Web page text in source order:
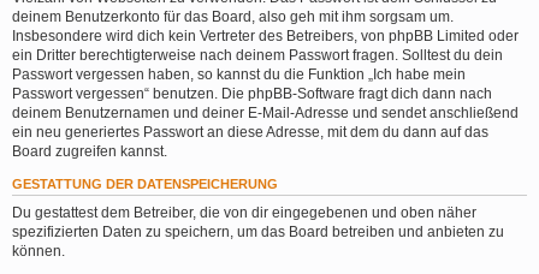
deinem Benutzerkonto für das Board, also geh mit ihm sorgsam um.
Insbesondere wird dich kein Vertreter des Betreibers, von phpBB Limited oder
ein Dritter berechtigterweise nach deinem Passwort fragen. Solltest du dein
Passwort vergessen haben, so kannst du die Funktion „Ich habe mein
Passwort vergessen“ benutzen. Die phpBB-Software fragt dich dann nach
deinem Benutzernamen und deiner E-Mail-Adresse und sendet anschließend
ein neu generiertes Passwort an diese Adresse, mit dem du dann auf das
Board zugreifen kannst.
GESTATTUNG DER DATENSPEICHERUNG
Du gestattest dem Betreiber, die von dir eingegebenen und oben näher
spezifizierten Daten zu speichern, um das Board betreiben und anbieten zu
können.